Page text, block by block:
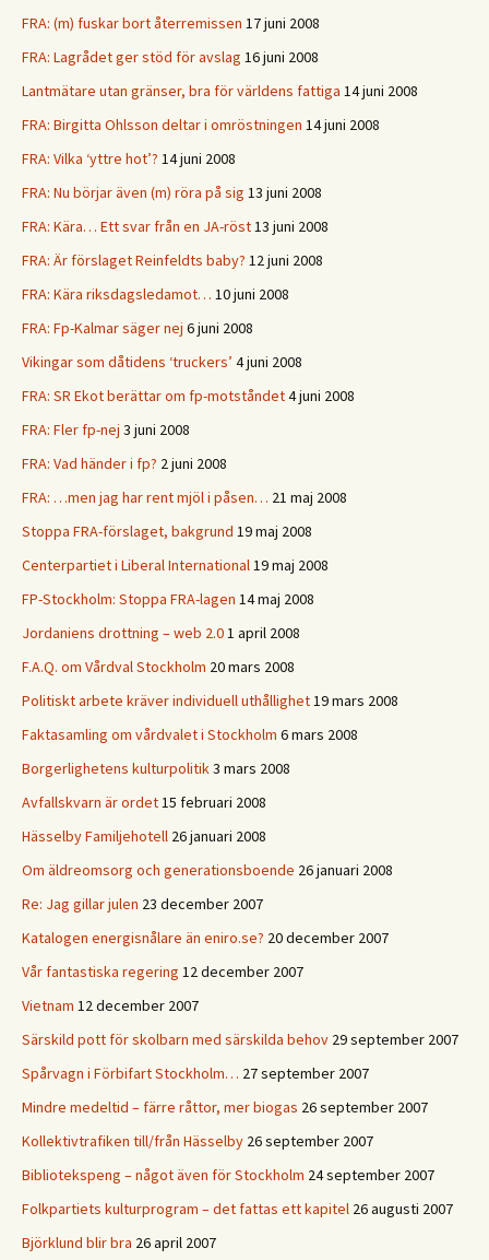
FRA: (m) fuskar bort återremissen 17 juni 2008
FRA: Lagrådet ger stöd för avslag 16 juni 2008
Lantmätare utan gränser, bra för världens fattiga 14 juni 2008
FRA: Birgitta Ohlsson deltar i omröstningen 14 juni 2008
FRA: Vilka ‘yttre hot’? 14 juni 2008
FRA: Nu börjar även (m) röra på sig 13 juni 2008
FRA: Kära… Ett svar från en JA-röst13 juni 2008
FRA: Är förslaget Reinfeldts baby? 12 juni 2008
FRA: Kära riksdagsledamot… 10 juni 2008
FRA: Fp-Kalmar säger nej 6 juni 2008
Vikingar som dåtidens ‘truckers’ 4 juni 2008
FRA: SR Ekot berättar om fp-motståndet4 juni 2008
FRA: Fler fp-nej 3 juni 2008
FRA: Vad händer i fp? 2 juni 2008
FRA: …men jag har rent mjöl i påsen… 21 maj 2008
Stoppa FRA-förslaget, bakgrund 19 maj 2008
Centerpartiet i Liberal International19 maj 2008
FP-Stockholm: Stoppa FRA-lagen 14 maj 2008
Jordaniens drottning – web 2.01 april 2008
F.A.Q. om Vårdval Stockholm 20 mars 2008
Politiskt arbete kräver individuell uthållighet19 mars 2008
Faktasamling om vårdvalet i Stockholm 6 mars 2008
Borgerlighetens kulturpolitik3 mars 2008
Avfallskvarn är ordet15 februari 2008
Hässelby Familjehotell 26 januari 2008
Om äldreomsorg och generationsboende 26 januari 2008
Re: Jag gillar julen 23 december 2007
Katalogen energisnålare än eniro.se? 20 december 2007
Vår fantastiska regering 12 december 2007
Vietnam 12 december 2007
Särskild pott för skolbarn med särskilda behov 29 september 2007
Spårvagn i Förbifart Stockholm… 27 september 2007
Mindre medeltid – färre råttor, mer biogas 26 september 2007
Kollektivtrafiken till/från Hässelby 26 september 2007
Bibliotekspeng – något även för Stockholm 24 september 2007
Folkpartiets kulturprogram – det fattas ett kapitel 26 augusti 2007
Björklund blir bra 26 april 2007